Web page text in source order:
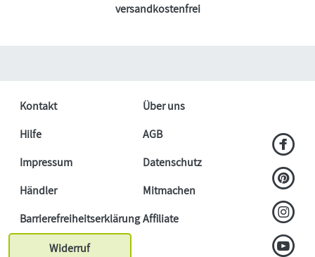
versandkostenfrei
Kontakt
Über uns
Hilfe
AGB
Impressum
Datenschutz
Händler
Mitmachen
BarrierefreiheitserklärungAffiliate
Widerruf